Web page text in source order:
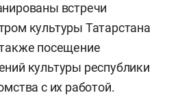
встречи
культуры Татарстана
посещение
культуры республики
с их работой.